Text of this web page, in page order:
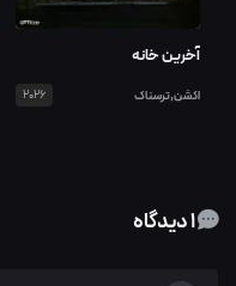
آخرین خانه
اکشن,ترسناک 2026